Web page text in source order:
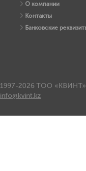
О компании
Контакты
Банковские
1997-2026 ТОО
info@kvint.kz